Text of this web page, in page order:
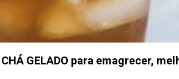
GELADO para emagrecer,